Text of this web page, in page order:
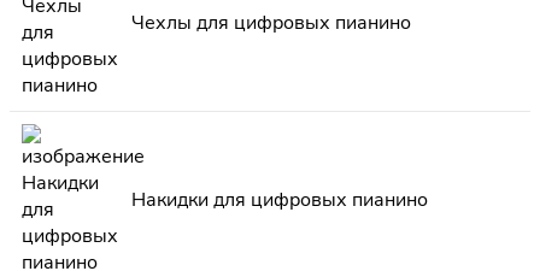
Чехлы для цифровых пианино
Накидки для цифровых пианино